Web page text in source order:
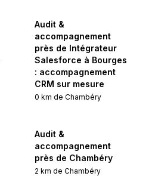
Audit &
accompagnement
près de Intégrateur
Salesforce à Bourges
: accompagnement
CRM sur mesure
0 km de Chambéry
Audit &
accompagnement
près de Chambéry
2 km de Chambéry